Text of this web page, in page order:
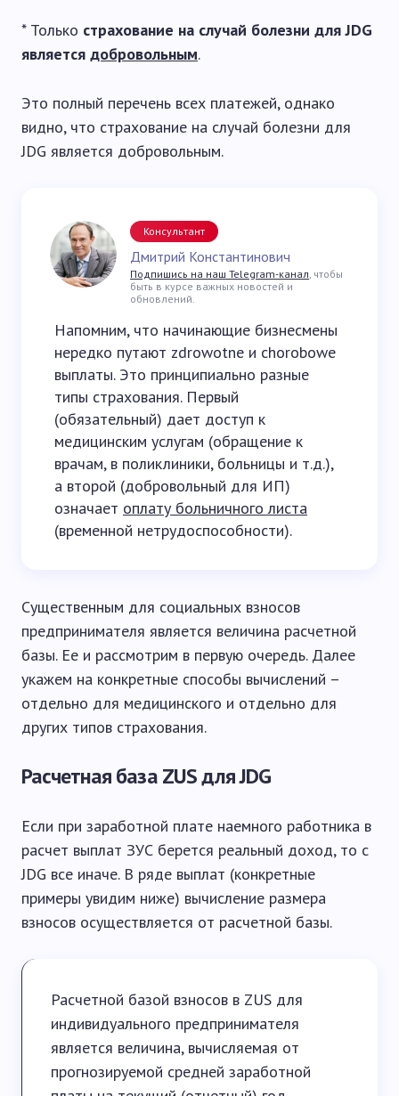
* Только страхование на случай болезни для JDG
является добровольным.
Это полный перечень всех платежей, однако
видно, что страхование на случай болезни для
JDG является добровольным.
Консультант
Дмитрий Константинович
Подпишись на наш Telegram-канал, чтобы
быть в курсе важных новостей и
обновлений.
Напомним, что начинающие бизнесмены
нередко путают zdrowotne и chorobowe
выплаты. Это принципиально разные
типы страхования. Первый
(обязательный) дает доступ к
медицинским услугам (обращение к
врачам, в поликлиники, больницы и т.д.),
а второй (добровольный для ИП)
означает оплату больничного листа
(временной нетрудоспособности).
Существенным для социальных взносов
предпринимателя является величина расчетной
базы. Ее и рассмотрим в первую очередь. Далее
укажем на конкретные способы вычислений –
отдельно для медицинского и отдельно для
других типов страхования.
Расчетная база ZUS для JDG
Если при заработной плате наемного работника в
расчет выплат ЗУС берется реальный доход, то с
JDG все иначе. В ряде выплат (конкретные
примеры увидим ниже) вычисление размера
взносов осуществляется от расчетной базы.
Расчетной базой взносов в ZUS для
индивидуального предпринимателя
является величина, вычисляемая от
прогнозируемой средней заработной